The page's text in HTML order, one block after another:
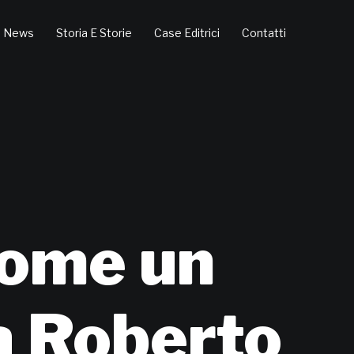
News Storia E Storie Case Editrici Contatti
un
Roberto